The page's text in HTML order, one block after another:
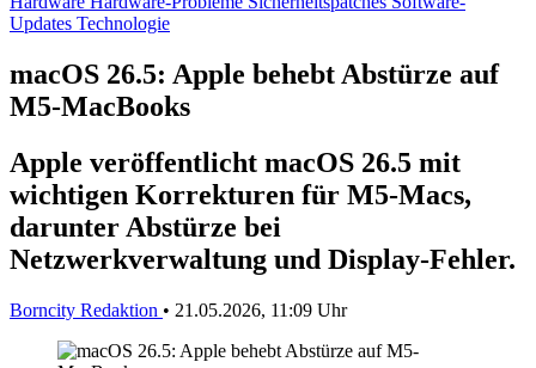
Updates Technologie
macOS 26.5: Apple behebt Abstürze auf
M5-MacBooks
Apple veröffentlicht macOS 26.5 mit
wichtigen Korrekturen für M5-Macs,
darunter Abstürze bei
Netzwerkverwaltung und Display-Fehler.
Borncity Redaktion • 21.05.2026, 11:09 Uhr